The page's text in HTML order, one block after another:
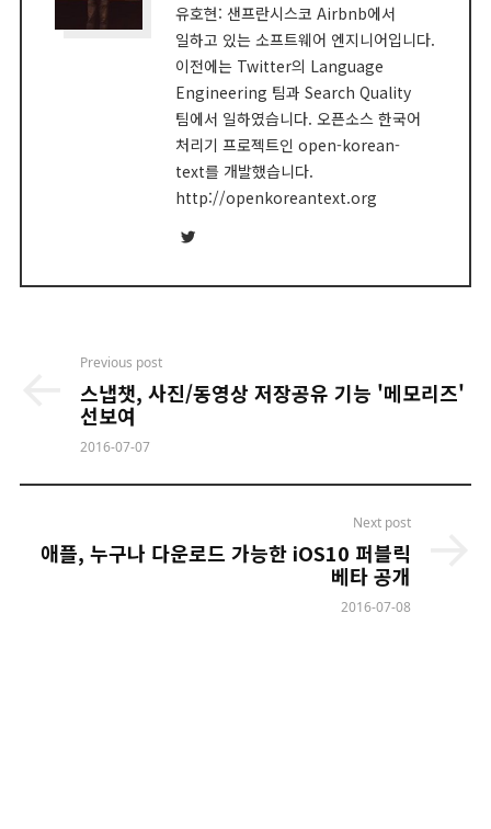
유호현: 샌프란시스코 Airbnb에서
일하고 있는 소프트웨어 엔지니어입니다.
이전에는 Twitter의 Language
Engineering 팀과 Search Quality
팀에서 일하였습니다. 오픈소스 한국어
처리기 프로젝트인 open-korean-
text를 개발했습니다.
http://openkoreantext.org
Twitter
navigation
Previous post
스냅챗, 사진/동영상 저장공유 기능 '메모리즈'
선보여
2016-07-07
Next post
애플, 누구나 다운로드 가능한 iOS10 퍼블릭
베타 공개
2016-07-08